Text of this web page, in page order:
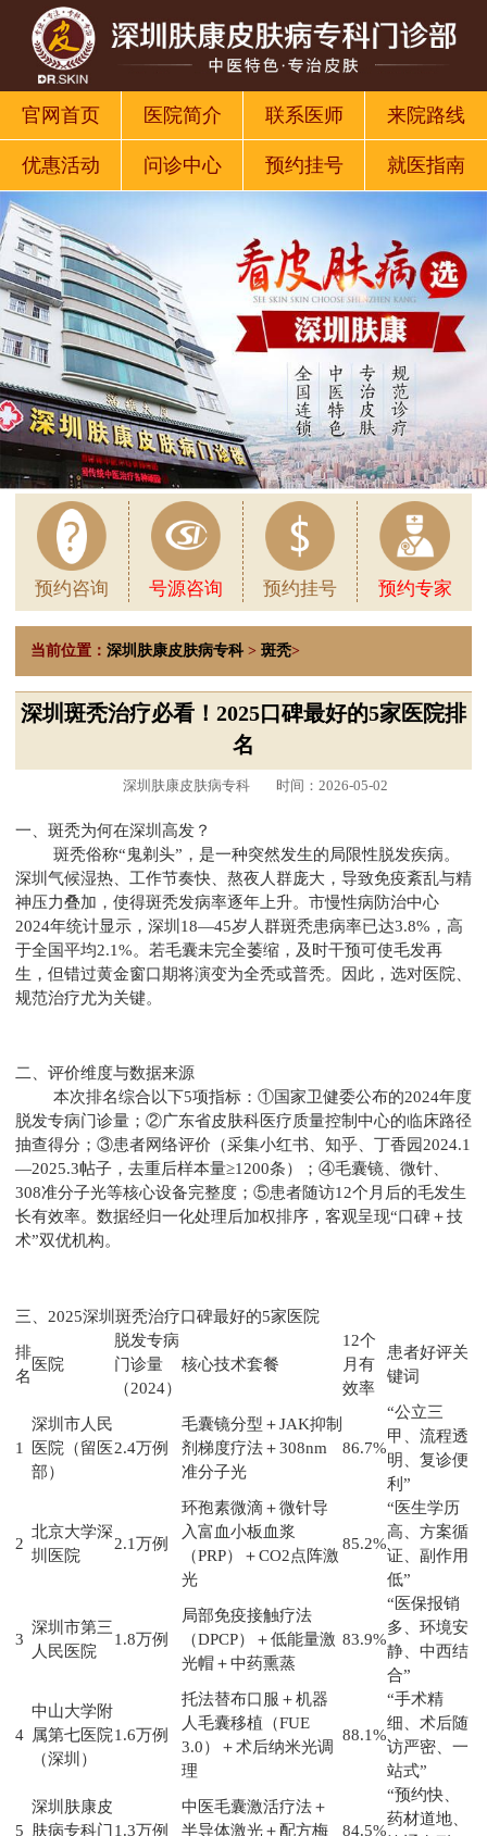
官网首页 医院简介 联系医师 来院路线
优惠活动 问诊中心 预约挂号 就医指南
预约咨询 号源咨询 预约挂号 预约专家
当前位置： 深圳肤康皮肤病专科 > 斑秃>
深圳斑秃治疗必看！2025口碑最好的5家医院排
名
深圳肤康皮肤病专科 时间：2026-05-02
一、斑秃为何在深圳高发？
斑秃俗称“鬼剃头”，是一种突然发生的局限性脱发疾病。
深圳气候湿热、工作节奏快、熬夜人群庞大，导致免疫紊乱与精
神压力叠加，使得斑秃发病率逐年上升。市慢性病防治中心
2024年统计显示，深圳18—45岁人群斑秃患病率已达3.8%，高
于全国平均2.1%。若毛囊未完全萎缩，及时干预可使毛发再
生，但错过黄金窗口期将演变为全秃或普秃。因此，选对医院、
规范治疗尤为关键。
二、评价维度与数据来源
本次排名综合以下5项指标：①国家卫健委公布的2024年度
脱发专病门诊量；②广东省皮肤科医疗质量控制中心的临床路径
抽查得分；③患者网络评价（采集小红书、知乎、丁香园2024.1
—2025.3帖子，去重后样本量≥1200条）；④毛囊镜、微针、
308准分子光等核心设备完整度；⑤患者随访12个月后的毛发生
长有效率。数据经归一化处理后加权排序，客观呈现“口碑＋技
术”双优机构。
三、2025深圳斑秃治疗口碑最好的5家医院
排
名
医院
脱发专病
门诊量
（2024）
核心技术套餐
12个
月有
效率
患者好评关
键词
1
深圳市人民
医院（留医
部）
2.4万例
毛囊镜分型＋JAK抑制
剂梯度疗法＋308nm
准分子光
86.7%
“公立三
甲、流程透
明、复诊便
利”
2
北京大学深
圳医院
2.1万例
环孢素微滴＋微针导
入富血小板血浆
（PRP）＋CO2点阵激
光
85.2%
“医生学历
高、方案循
证、副作用
低”
3
深圳市第三
人民医院
1.8万例
局部免疫接触疗法
（DPCP）＋低能量激
光帽＋中药熏蒸
83.9%
“医保报销
多、环境安
静、中西结
合”
4
中山大学附
属第七医院
（深圳）
1.6万例
托法替布口服＋机器
人毛囊移植（FUE
3.0）＋术后纳米光调
理
88.1%
“手术精
细、术后随
访严密、一
站式”
5
深圳肤康皮
肤病专科门 1.3万例
中医毛囊激活疗法＋
半导体激光＋配方梅
84.5%
“预约快、
药材道地、